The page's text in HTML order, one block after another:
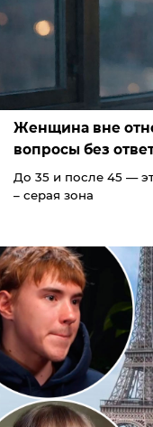
Женщина вне
вопросы без
До 35 и после 45 —
– серая зона